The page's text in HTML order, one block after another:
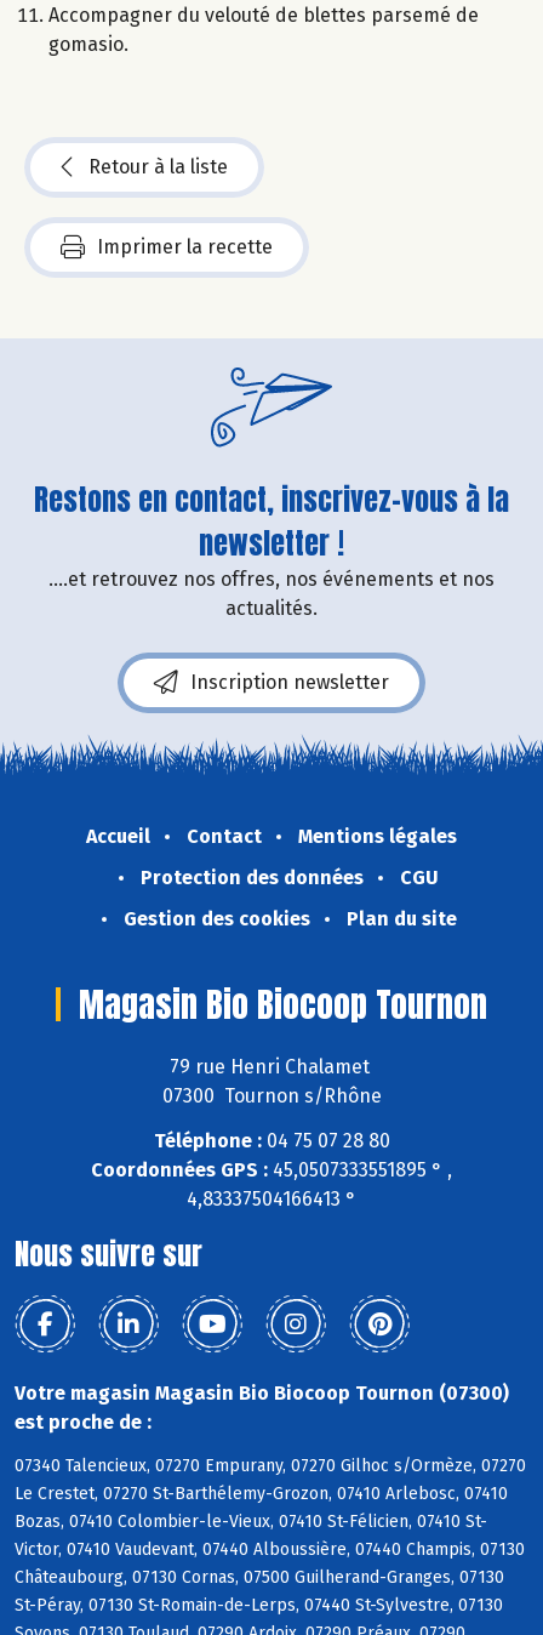
Accompagner du velouté de blettes parsemé de
gomasio.
Retour à la liste
Imprimer la recette
Restons en contact, inscrivez-vous à la
newsletter !
....et retrouvez nos offres, nos événements et nos
actualités.
Inscription newsletter
Accueil Contact
Mentions légales
Protection des données
CGU
Gestion des cookies
Plan du site
Magasin Bio Biocoop Tournon
79 rue Henri Chalamet
07300 Tournon s/Rhône
Téléphone :04 75 07 28 80
Coordonnées GPS : 45,0507333551895 ° ,
4,83337504166413 °
Nous suivre sur
Votre magasin Magasin Bio Biocoop Tournon (07300)
est proche de :
07340 Talencieux, 07270 Empurany, 07270 Gilhoc s/Ormèze, 07270
Le Crestet, 07270 St-Barthélemy-Grozon, 07410 Arlebosc, 07410
Bozas, 07410 Colombier-le-Vieux, 07410 St-Félicien, 07410 St-
Victor, 07410 Vaudevant, 07440 Alboussière, 07440 Champis, 07130
Châteaubourg, 07130 Cornas, 07500 Guilherand-Granges, 07130
St-Péray, 07130 St-Romain-de-Lerps, 07440 St-Sylvestre, 07130